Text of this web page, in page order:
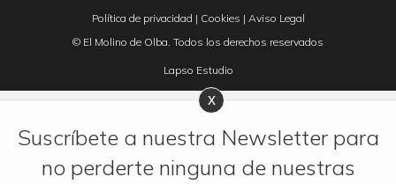
Política de privacidad | Cookies | Aviso Legal
© El Molino de Olba. Todos los derechos reservados
Lapso Estudio
Suscríbete a nuestra Newsletter para
no perderte ninguna de nuestras